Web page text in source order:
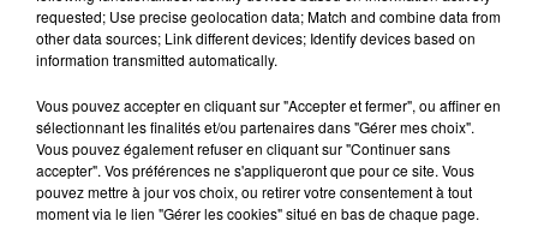
Au Mans, on a pu constater
mobilisationalors que les derniers rassemblements
avaient pu paraître moins suivis. 8 800 manifestants
selon la préfecture de la Sarthe... 18 000 d'après les
syndicats."L'interview du président a regonflé les
rangs !"affirme Arnaud Reguerre, délégué CFDT,
requested; Use precise geolocation data; Match and combine data from
other data sources; Link different devices; Identify devices based on
information transmitted automatically.
Vous pouvez accepter en cliquant sur "Accepter et fermer", ou affiner en
sélectionnant les finalités et/ou partenaires dans "Gérer mes choix".
Vous pouvez également refuser en cliquant sur "Continuer sans
accepter". Vos préférences ne s'appliqueront que pour ce site. Vous
pouvez mettre à jour vos choix, ou retirer votre consentement à tout
moment via le lien "Gérer les cookies" situé en bas de chaque page.